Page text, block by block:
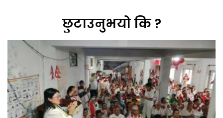
छुटाउनुभयो कि ?